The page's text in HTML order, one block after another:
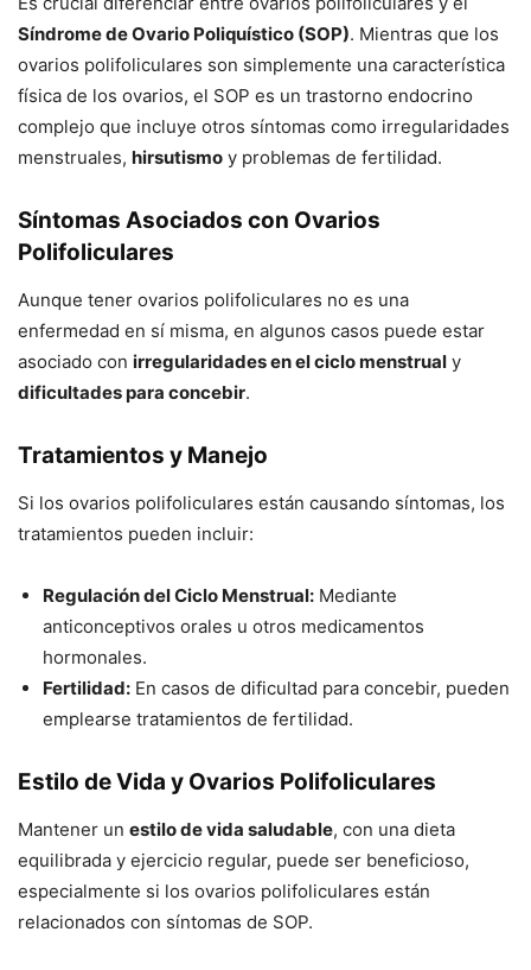
Síndrome de Ovario Poliquístico (SOP). Mientras que los
ovarios polifoliculares son simplemente una característica
física de los ovarios, el SOP es un trastorno endocrino
complejo que incluye otros síntomas como irregularidades
menstruales, hirsutismo y problemas de fertilidad.
Síntomas Asociados con Ovarios
Polifoliculares
Aunque tener ovarios polifoliculares no es una
enfermedad en sí misma, en algunos casos puede estar
asociado con irregularidades en el ciclo menstrual y
dificultades para concebir.
Tratamientos y Manejo
Si los ovarios polifoliculares están causando síntomas, los
tratamientos pueden incluir:
Regulación del Ciclo Menstrual: Mediante
anticonceptivos orales u otros medicamentos
hormonales.
Fertilidad: En casos de dificultad para concebir, pueden
emplearse tratamientos de fertilidad.
Estilo de Vida y Ovarios Polifoliculares
Mantener un estilo de vida saludable, con una dieta
equilibrada y ejercicio regular, puede ser beneficioso,
especialmente si los ovarios polifoliculares están
relacionados con síntomas de SOP.